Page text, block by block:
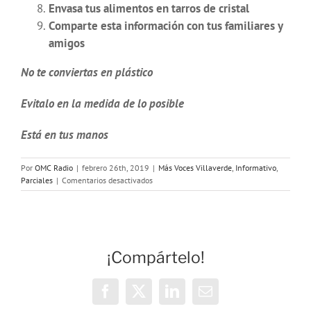
Envasa tus alimentos en tarros de cristal
Comparte esta información con tus familiares y
amigos
No te conviertas en plástico
Evitalo en la medida de lo posible
Está en tus manos
Por OMC Radio | febrero 26th, 2019 | Más Voces Villaverde, Informativo,
Parciales | Comentarios desactivadosen
No
#ConAcciónJoven
¡Compártelo!